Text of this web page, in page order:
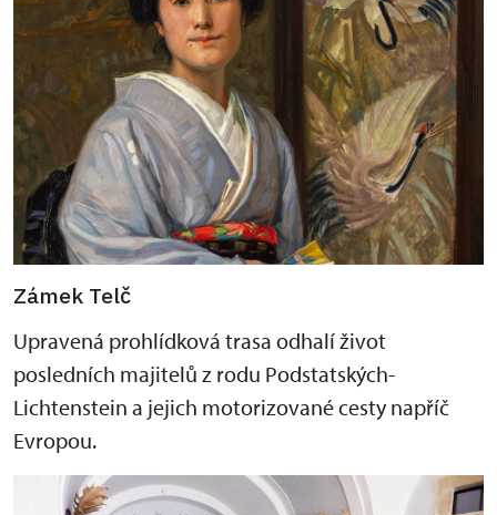
Zámek Telč
Upravená prohlídková trasa odhalí život
posledních majitelů z rodu Podstatských-
Lichtenstein a jejich motorizované cesty napříč
Evropou.